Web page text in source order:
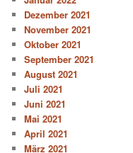
Dezember 2021
November 2021
Oktober 2021
September 2021
August 2021
Juli 2021
Juni 2021
Mai 2021
April 2021
März 2021